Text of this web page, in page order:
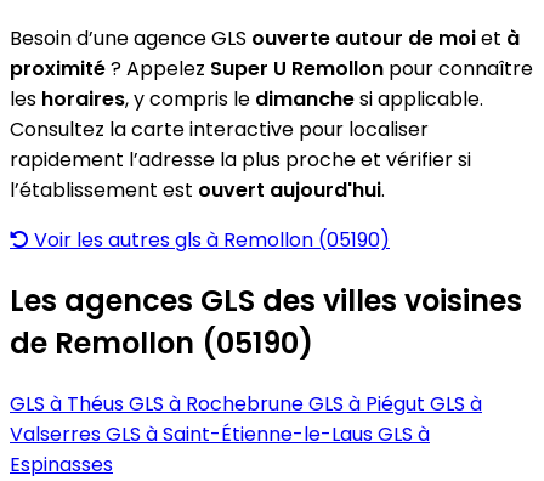
Besoin d’une agence GLS ouverte autour de moiet à
proximité? Appelez Super U Remollon pour connaître
les horaires, y compris le dimanchesi applicable.
Consultez la carte interactive pour localiser
rapidement l’adresse la plus proche et vérifier si
l’établissement est ouvert aujourd'hui.
Voir les autres gls à Remollon (05190)
Les agences GLS des villes voisines
de Remollon (05190)
GLS à ThéusGLS à RochebruneGLS à Piégut GLS à
ValserresGLS à Saint-Étienne-le-LausGLS à
Espinasses